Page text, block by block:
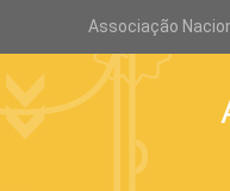
Associação